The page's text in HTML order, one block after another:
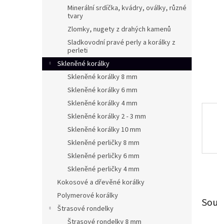
Minerální srdíčka, kvádry, oválky, různé
tvary
Zlomky, nugety z drahých kamenů
Sladkovodní pravé perly a korálky z
perleti
Skleněné korálky
Skleněné korálky 8 mm
Skleněné korálky 6 mm
Skleněné korálky 4 mm
Skleněné korálky 2 - 3 mm
Skleněné korálky 10 mm
Skleněné perličky 8 mm
Skleněné perličky 6 mm
Skleněné perličky 4 mm
Kokosové a dřevěné korálky
Polymerové korálky
Štrasové rondelky
Štrasové rondelky 8 mm